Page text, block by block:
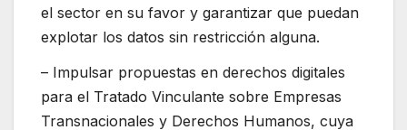
el sector en su favor y garantizar que puedan
explotar los datos sin restricción alguna.
– Impulsar propuestas en derechos digitales
para el Tratado Vinculante sobre Empresas
Transnacionales y Derechos Humanos, cuya